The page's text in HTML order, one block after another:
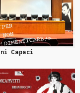
Capaci